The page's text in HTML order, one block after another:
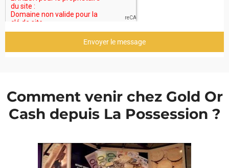
Envoyer le message
Comment venir chez Gold Or
Cash depuis La Possession ?